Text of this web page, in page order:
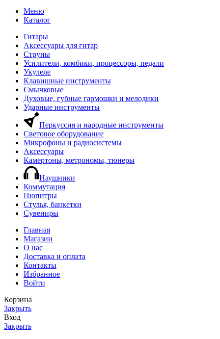
Меню
Каталог
Гитары
Аксессуары для гитар
Струны
Усилители, комбики, процессоры, педали
Укулеле
Клавишные инструменты
Смычковые
Духовые, губные гармошки и мелодики
Ударные инструменты
Перкуссия и народные инструменты
Световое оборудование
Микрофоны и радиосистемы
Аксессуары
Камертоны, метрономы, тюнеры
Наушники
Коммутация
Пюпитры
Стулья, банкетки
Сувениры
Главная
Магазин
О нас
Доставка и оплата
Контакты
Избранное
Войти
Корзина
Закрыть
Вход
Закрыть